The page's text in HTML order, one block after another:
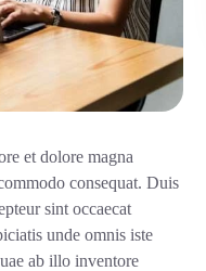
et dolore magna
consequat. Duis
sint occaecat
unde omnis iste
ab illo inventore